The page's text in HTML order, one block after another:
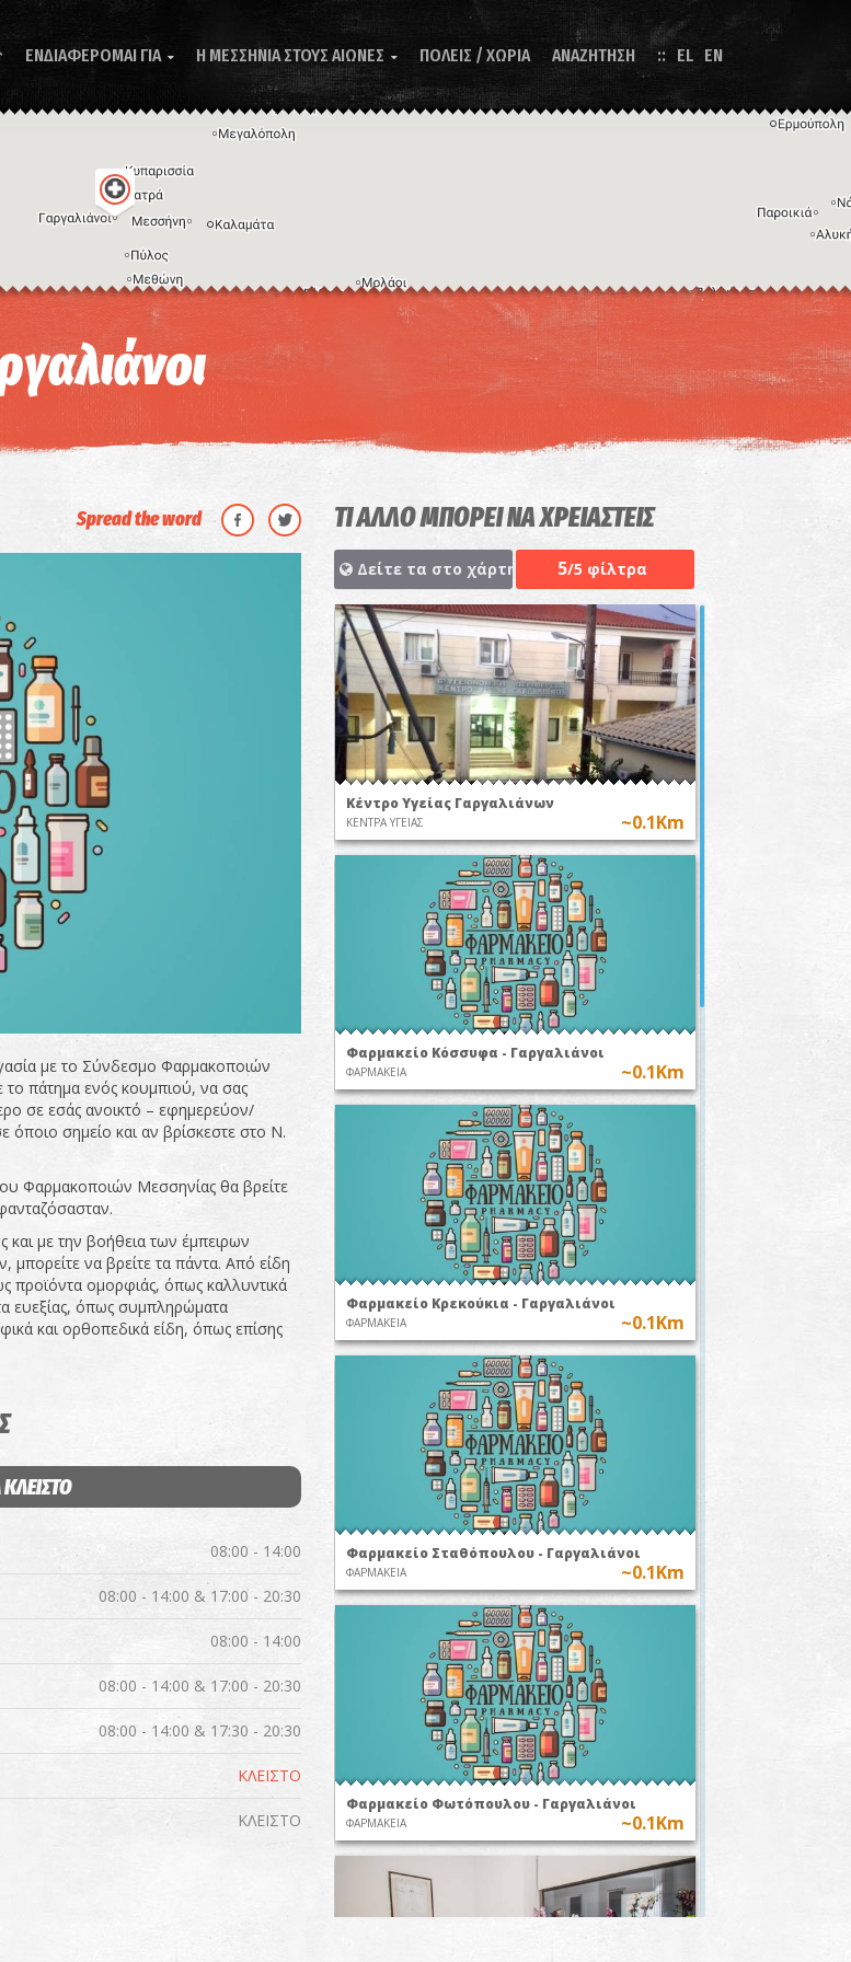
ΕΝΔΙΑΦΕΡΟΜΑΙ ΓΙΑ  Η ΜΕΣΣΗΝΙΑ ΣΤΟΥΣ ΑΙΩΝΕΣ  ΠΟΛΕΙΣ / ΧΩΡΙΑ ΑΝΑΖΗΤΗΣΗ EL EN
Συντομεύσεις πληκτρολογίου Η εικόνα ενδέχεται να υπόκειται σε πνευματικά δικαιώματα
Spread the word
με το Σύνδεσμο Φαρμακοποιών
το πάτημα ενός κουμπιού, να σας
σε εσάς ανοικτό – εφημερεύον/
όποιο σημείο και αν βρίσκεστε στο Ν.
Φαρμακοποιών Μεσσηνίας θα βρείτε
με την βοήθεια των έμπειρων
να βρείτε τα πάντα. Από είδη
προϊόντα ομορφιάς, όπως καλλυντικά
ευεξίας, όπως συμπληρώματα
και ορθοπεδικά είδη, όπως επίσης
08:00 - 14:00
08:00 - 14:00 & 17:00 - 20:30
08:00 - 14:00
08:00 - 14:00 & 17:00 - 20:30
08:00 - 14:00 & 17:30 - 20:30
ΚΛΕΙΣΤΟ
ΚΛΕΙΣΤΟ
ΤΙ ΑΛΛΟ ΜΠΟΡΕΙ ΝΑ ΧΡΕΙΑΣΤΕΙΣ
Δείτε τα στο χάρτη 5/5 φίλτρα
Κέντρο Υγείας Γαργαλιάνων
ΚΕΝΤΡΑ ΥΓΕΙΑΣ ~0.1Km
Φαρμακείο Κόσσυφα - Γαργαλιάνοι
ΦΑΡΜΑΚΕΙΑ ~0.1Km
Φαρμακείο Κρεκούκια - Γαργαλιάνοι
ΦΑΡΜΑΚΕΙΑ ~0.1Km
Φαρμακείο Σταθόπουλου - Γαργαλιάνοι
ΦΑΡΜΑΚΕΙΑ ~0.1Km
Φαρμακείο Φωτόπουλου - Γαργαλιάνοι
ΦΑΡΜΑΚΕΙΑ ~0.1Km